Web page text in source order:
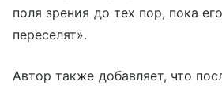
поля зрения до тех пор, пока
переселят».
Автор также добавляет, что